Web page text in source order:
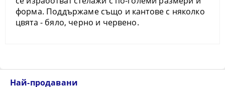
форма. Поддържаме също и кантове с няколко
цвята - бяло, черно и червено.
Най-продавани